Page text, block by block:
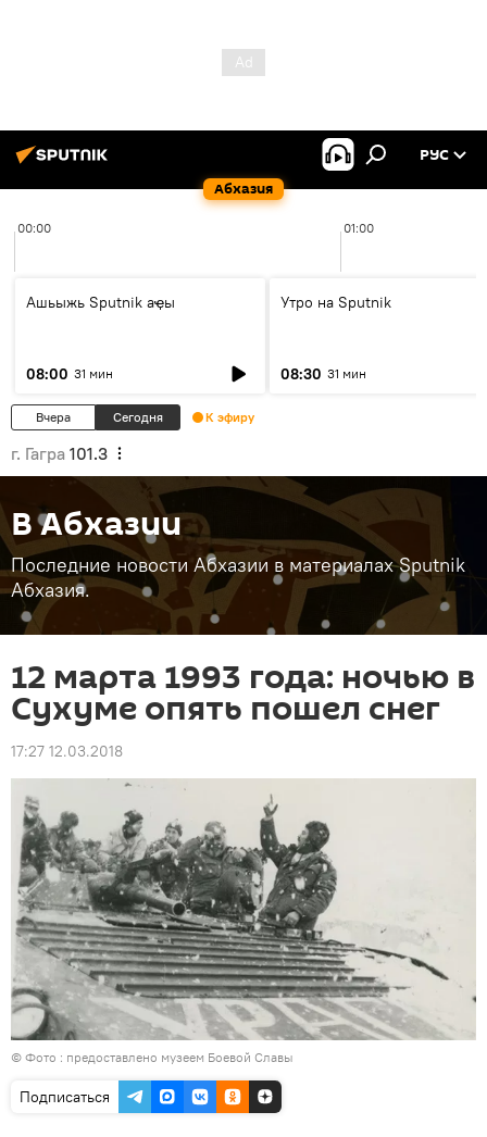
Абхазия
РУС
00:00 01:00
Ашьыжь Sputnik аҿы
08:00 31 мин
Утро на Sputnik
08:30 31 мин
Вчера Сегодня К эфиру
г. Гагра 101.3
В Абхазии
Последние новости Абхазии в материалах Sputnik
Абхазия.
12 марта 1993 года: ночью в
Сухуме опять пошел снег
17:27 12.03.2018
© Фото : предоставлено музеем Боевой Славы
Подписаться